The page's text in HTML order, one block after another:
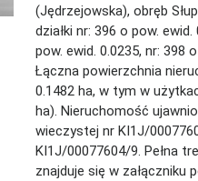
(Jędrzejowska), obręb
działki nr: 396 o pow. ewid.
pow. ewid. 0.0235, nr: 398
Łączna powierzchnia
0.1482 ha, w tym w
ha). Nieruchomość
wieczystej nr KI1J/
KI1J/00077604/9. Pełna
znajduje się w załączniku